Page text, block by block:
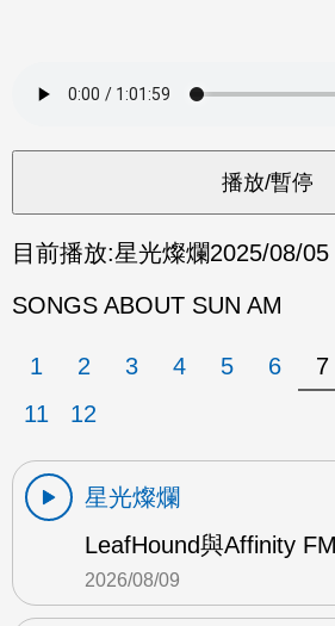
目前播放:星光燦爛2025/08/05
SONGS ABOUT SUN AM
1 2 3 4 5 6 7
11
12
星光燦爛
LeafHound與Affinity
2026/08/09